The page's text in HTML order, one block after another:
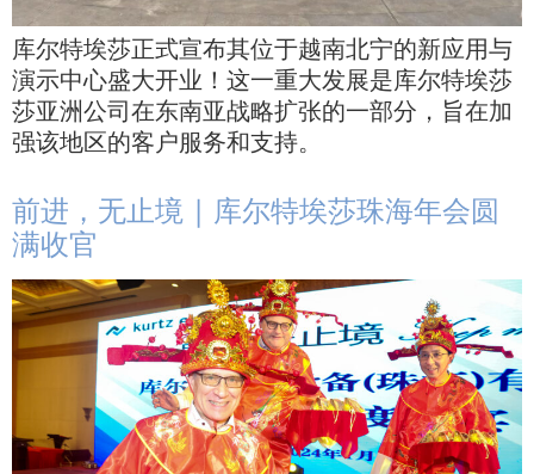
库尔特埃莎正式宣布其位于越南北宁的新应用与
演示中心盛大开业！这一重大发展是库尔特埃莎
莎亚洲公司在东南亚战略扩张的一部分，旨在加
强该地区的客户服务和支持。
前进，无止境 | 库尔特埃莎珠海年会圆
满收官